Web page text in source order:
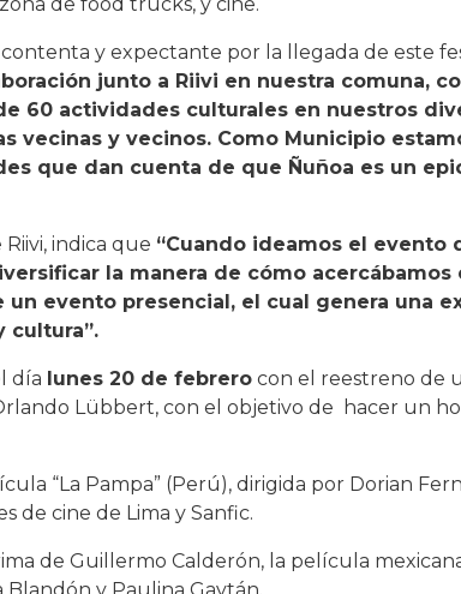
contenta y expectante por la llegada de este
junto a Riivi en nuestra comuna,
60 actividades culturales en nuestros
vecinas y vecinos. Como Municipio
que dan cuenta de que Ñuñoa es un
indica que “Cuando ideamos el evento
la manera de cómo
evento presencial, el cual genera una
cultura”.
día lunes 20 de febrero con el reestreno de
Lübbert, con el objetivo de hacer un
“La Pampa” (Perú), dirigida por Dorian
de cine de Lima y Sanfic.
de Guillermo Calderón, la película